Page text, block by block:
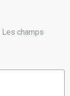
Les champs